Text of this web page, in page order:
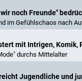
noch Freunde"
im Gefühlschaos nach
mit Intrigen, Komik,
durchs Mittelalter
Jugendliche und